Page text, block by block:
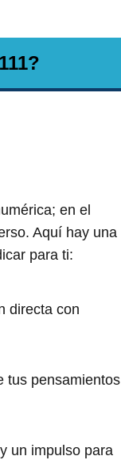
en el
Aquí hay una
para ti:
directa con
tus pensamientos
un impulso para